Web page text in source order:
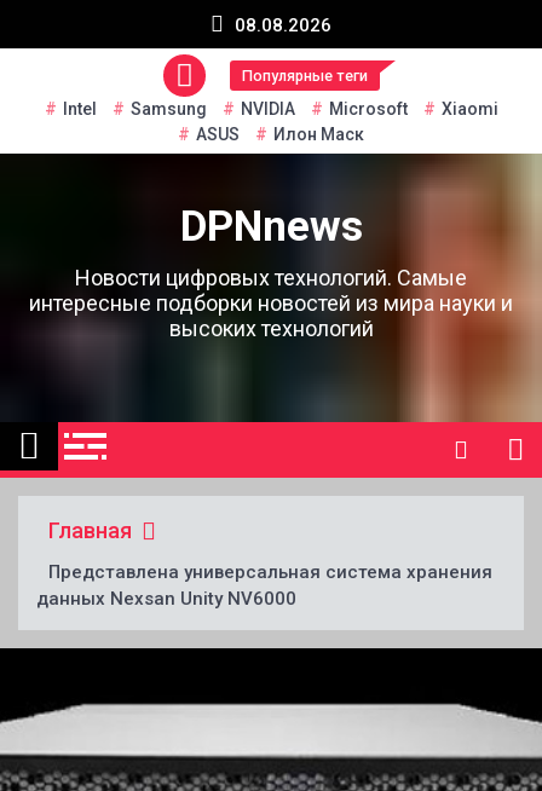
08.08.2026
Популярные теги
Intel Samsung NVIDIA Microsoft
Xiaomi
ASUS
Илон Маск
DPNnews
Новости цифровых технологий. Самые
интересные подборки новостей из мира науки и
высоких технологий
Главная
Представлена универсальная система хранения
данных Nexsan Unity NV6000